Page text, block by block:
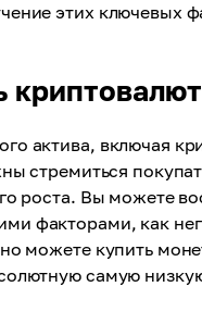
этих ключевых
актива, включая
стремиться
роста. Вы можете
факторами, как
можете купить
самую